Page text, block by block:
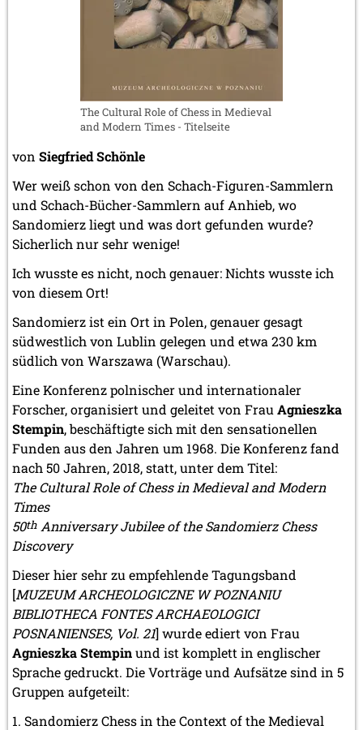
The Cultural Role of Chess in Medieval
and Modern Times - Titelseite
von Siegfried Schönle
Wer weiß schon von den Schach-Figuren-Sammlern
und Schach-Bücher-Sammlern auf Anhieb, wo
Sandomierz liegt und was dort gefunden wurde?
Sicherlich nur sehr wenige!
Ich wusste es nicht, noch genauer: Nichts wusste ich
von diesem Ort!
Sandomierz ist ein Ort in Polen, genauer gesagt
südwestlich von Lublin gelegen und etwa 230 km
südlich von Warszawa (Warschau).
Eine Konferenz polnischer und internationaler
Forscher, organisiert und geleitet von Frau Agnieszka
Stempin, beschäftigte sich mit den sensationellen
Funden aus den Jahren um 1968. Die Konferenz fand
nach 50 Jahren, 2018, statt, unter dem Titel:
The Cultural Role of Chess in Medieval and Modern
Times
50th Anniversary Jubilee of the Sandomierz Chess
Discovery
Dieser hier sehr zu empfehlende Tagungsband
[MUZEUM ARCHEOLOGICZNE W POZNANIU
BIBLIOTHECA FONTES ARCHAEOLOGICI
POSNANIENSES, Vol. 21] wurde ediert von Frau
Agnieszka Stempinund ist komplett in englischer
Sprache gedruckt. Die Vorträge und Aufsätze sind in 5
Gruppen aufgeteilt:
Sandomierz Chess in the Context of the Medieval